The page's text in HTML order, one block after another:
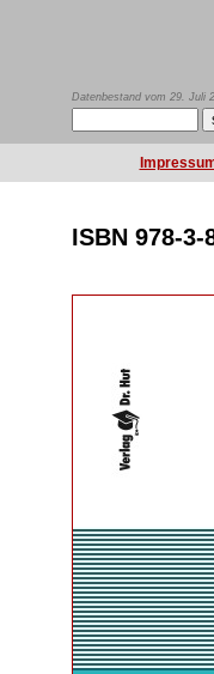
Datenbestand vom 29. Juli
ISBN 978-3-